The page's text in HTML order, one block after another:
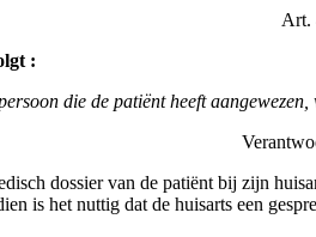
Art.
:
die de patiënt heeft
dossier van de patiënt bij zijn
is het nuttig dat de huisarts een